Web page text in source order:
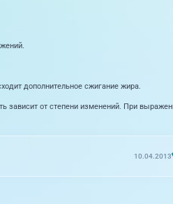
дополнительное сжигание жира.
зависит от степени изменений. При
10.04.2013